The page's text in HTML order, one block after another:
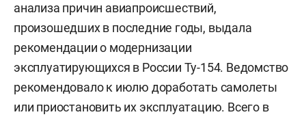
анализа причин авиапроисшествий,
произошедших в последние годы, выдала
рекомендации о модернизации
эксплуатирующихся в России Ту-154. Ведомство
рекомендовало к июлю доработать самолеты
или приостановить их эксплуатацию. Всего в